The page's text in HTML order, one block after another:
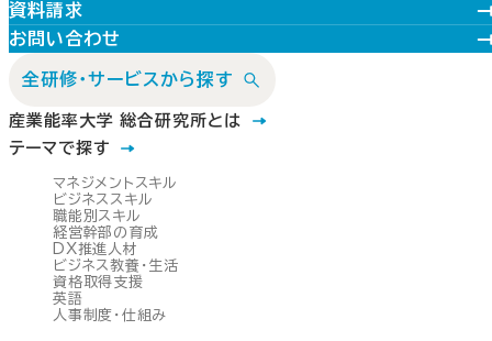
資料請求
お問い合わせ
全研修・サービスから探す
産業能率大学 総合研究所とは
テーマで探す
マネジメントスキル
ビジネススキル
職能別スキル
経営幹部の育成
DX推進人材
ビジネス教養・生活
資格取得支援
英語
人事制度・仕組み